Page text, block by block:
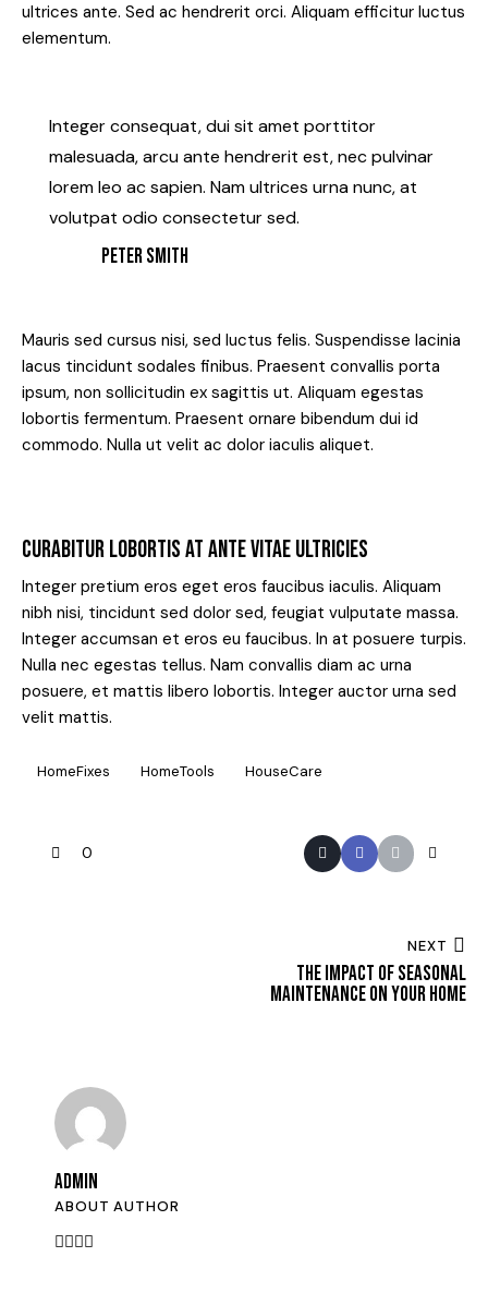
ultrices ante. Sed ac hendrerit orci. Aliquam efficitur luctus
elementum.
Integer consequat, dui sit amet porttitor
malesuada, arcu ante hendrerit est, nec pulvinar
lorem leo ac sapien. Nam ultrices urna nunc, at
volutpat odio consectetur sed.
PETER SMITH
Mauris sed cursus nisi, sed luctus felis. Suspendisse lacinia
lacus tincidunt sodales finibus. Praesent convallis porta
ipsum, non sollicitudin ex sagittis ut. Aliquam egestas
lobortis fermentum. Praesent ornare bibendum dui id
commodo. Nulla ut velit ac dolor iaculis aliquet.
CURABITUR LOBORTIS AT ANTE VITAE ULTRICIES
Integer pretium eros eget eros faucibus iaculis. Aliquam
nibh nisi, tincidunt sed dolor sed, feugiat vulputate massa.
Integer accumsan et eros eu faucibus. In at posuere turpis.
Nulla nec egestas tellus. Nam convallis diam ac urna
posuere, et mattis libero lobortis. Integer auctor urna sed
velit mattis.
HomeFixes HomeTools HouseCare
0
NEXT
THE IMPACT OF SEASONAL
MAINTENANCE ON YOUR HOME
ADMIN
ABOUT AUTHOR